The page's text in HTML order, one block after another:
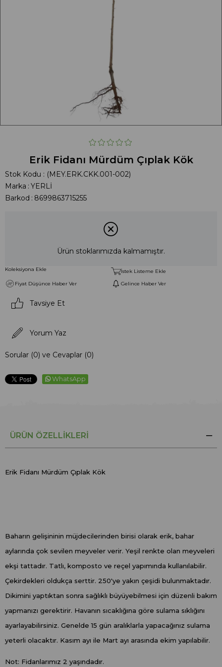
Erik Fidanı Mürdüm Çıplak Kök
Stok Kodu
(MEY.ERK.CKK.001-002)
Marka : YERLİ
Barkod : 8699863715255
Ürün stoklarımızda kalmamıştır.
Koleksiyona Ekle
İstek Listeme Ekle
Fiyat Düşünce Haber Ver
Gelince Haber Ver
Tavsiye Et
Yorum Yaz
Sorular (0) ve Cevaplar (0)
WhatsApp
ÜRÜN ÖZELLIKLERI
Erik Fidanı Mürdüm Çıplak Kök
Baharın gelişininin müjdecilerinden birisi olarak erik, bahar
aylarında çok sevilen meyveler verir. Yeşil renkte olan meyveleri
ekşi tattadır. Tatlı, komposto ve reçel yapımında kullanılabilir.
Çekirdekleri oldukça serttir. 250'ye yakın çeşidi bulunmaktadır.
Dikimini yaptıktan sonra sağlıklı büyüyebilmesi için düzenli bakım
yapmanızı gerektirir. Havanın sıcaklığına göre sulama sıklığını
ayarlayabilirsiniz. Genelde 15 gün aralıklarla yapacağınız sulama
yeterli olacaktır. Kasım ayı ile Mart ayı arasında ekim yapılabilir.
Not: Fidanlarımız 2 yaşındadır.